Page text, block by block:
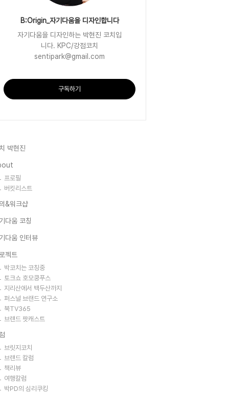
B:Origin_자기다움을 디자인합니다
자기다움을 디자인하는 박현진 코치입
니다. KPC/강점코치
sentipark@gmail.com
구독하기
박현진
프로필
버킷리스트
&워크샵
다움 코칭
다움 인터뷰
젝트
박코치는 코칭중
토크쇼 호모쿵푸스
지리산에서 백두산까지
퍼스널 브랜드 연구소
북TV365
브랜드 팟캐스트
브릿지코치
브랜드 칼럼
책리뷰
여행칼럼
박PD의 심리쿠킹